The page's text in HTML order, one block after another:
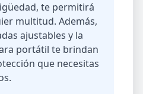
te permitirá
multitud. Además,
ajustables y la
portátil te brindan
que necesitas